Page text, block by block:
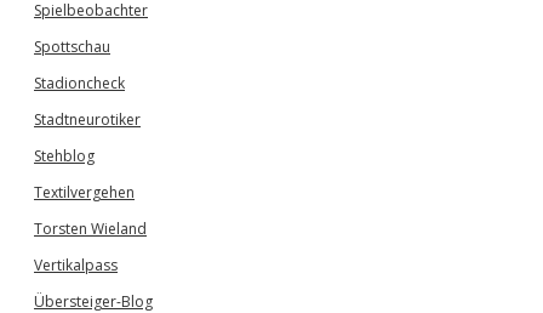
Spielbeobachter
Spottschau
Stadioncheck
Stadtneurotiker
Stehblog
Textilvergehen
Torsten Wieland
Vertikalpass
Übersteiger-Blog